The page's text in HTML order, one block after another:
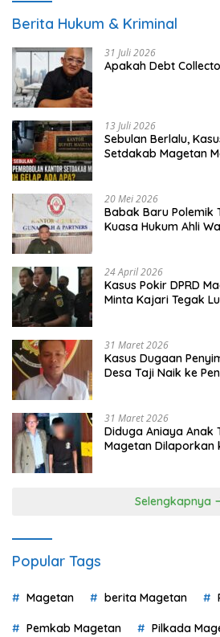
Berita Hukum & Kriminal
31 Juli 2026
Apakah Debt
13 Juli 2026
Sebulan Berlalu,
Setdakab Magetan
20 Mei 2026
Babak Baru Polemik
Kuasa Hukum Ahli
24 April 2026
Kasus Pokir DPRD
Minta Kajari Tegak
31 Maret 2026
Kasus Dugaan
Desa Taji Naik ke
31 Maret 2026
Diduga Aniaya Anak
Magetan Dilaporkan
Selengkapnya
Popular Tags
Magetan berita Magetan
Pemkab Magetan Pilkada